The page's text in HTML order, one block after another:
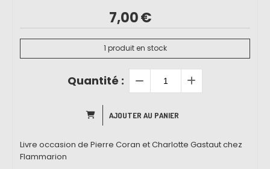
7,00€
1 produit en stock
Quantité :
AJOUTER AU PANIER
Livre occasion de Pierre Coran et Charlotte Gastaut chez
Flammarion